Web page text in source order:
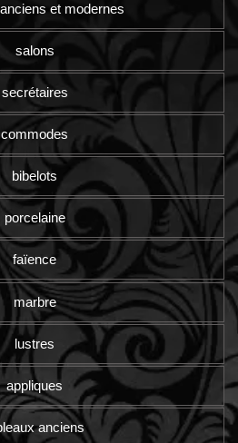
et modernes
salons
secrétaires
commodes
bibelots
porcelaine
faïence
marbre
lustres
appliques
anciens